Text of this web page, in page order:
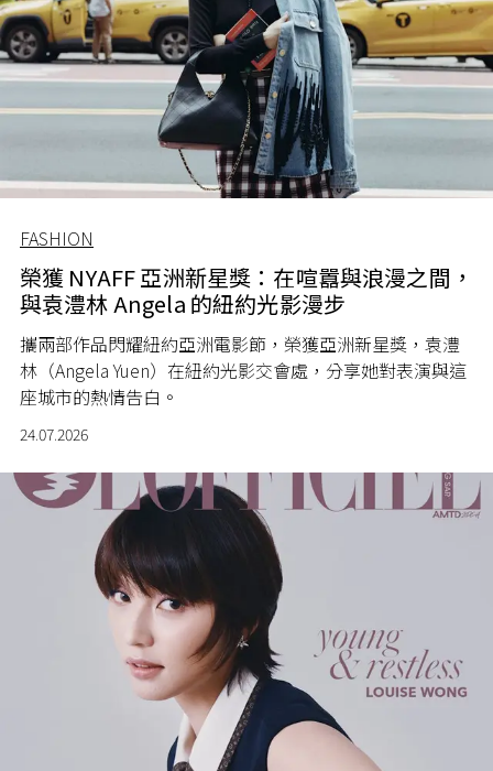
FASHION
榮獲 NYAFF 亞洲新星獎：在喧囂與浪漫之間，
與袁澧林 Angela 的紐約光影漫步
攜兩部作品閃耀紐約亞洲電影節，榮獲亞洲新星獎，袁澧
林（Angela Yuen）在紐約光影交會處，分享她對表演與這
座城市的熱情告白。
24.07.2026